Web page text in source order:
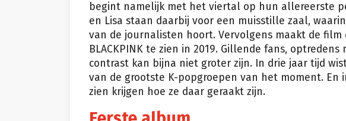
begint namelijk met het viertal op hun allereerste
en Lisa staan daarbij voor een muisstille zaal,
van de journalisten hoort. Vervolgens maakt de
BLACKPINK te zien in 2019. Gillende fans,
contrast kan bijna niet groter zijn. In drie jaar tijd
van de grootste K-popgroepen van het moment. En
zien krijgen hoe ze daar geraakt zijn.